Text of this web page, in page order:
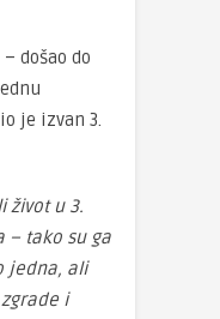
došao do
je izvan 3.
život u 3.
– tako su ga
jedna, ali
i